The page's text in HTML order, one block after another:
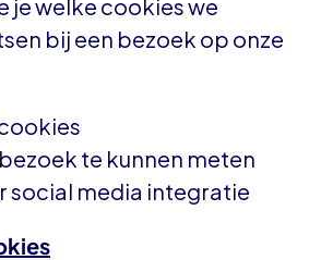
je welke cookies we
bij een bezoek op onze
te kunnen meten
social media integratie